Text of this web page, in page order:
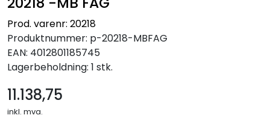
Prod. varenr: 20218
Produktnummer: p-20218-MBFAG
EAN: 4012801185745
Lagerbeholdning: 1 stk.
11.138,75
inkl. mva.